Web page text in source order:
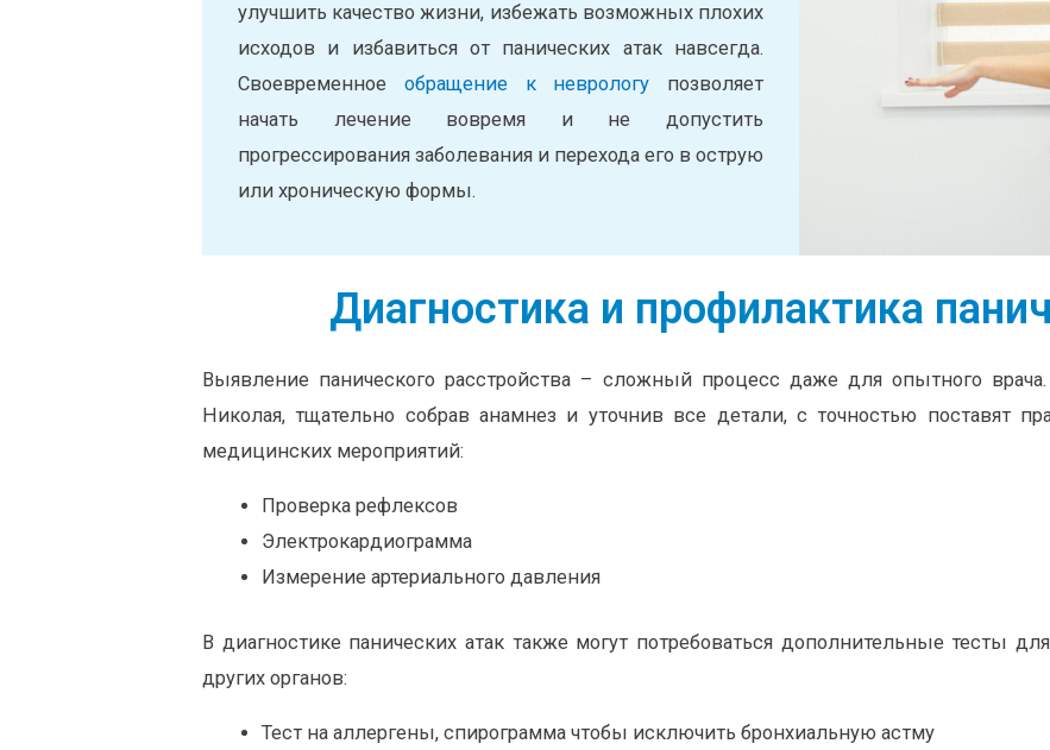
улучшить качество жизни, избежать возможных плохих
исходов и избавиться от панических атак навсегда.
Своевременное обращение к неврологу позволяет
начать лечение вовремя и не допустить
прогрессирования заболевания и перехода его в острую
или хроническую формы.
Диагностика и профилактика
Выявление панического расстройства – сложный процесс даже для опытного
Николая, тщательно собрав анамнез и уточнив все детали, с точностью поставят
медицинских мероприятий:
Проверка рефлексов
Электрокардиограмма
Измерение артериального давления
В диагностике панических атак также могут потребоваться дополнительные тесты
других органов:
Тест на аллергены, спирограмма чтобы исключить бронхиальную астму